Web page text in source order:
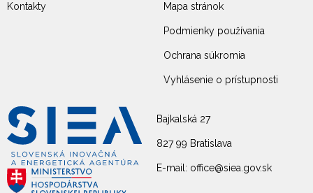
Bajkalská 27
827 99 Bratislava
E-mail: office@siea.gov.sk
Kontakty Mapa stránok
Podmienky používania
Ochrana súkromia
Vyhlásenie o prístupnosti